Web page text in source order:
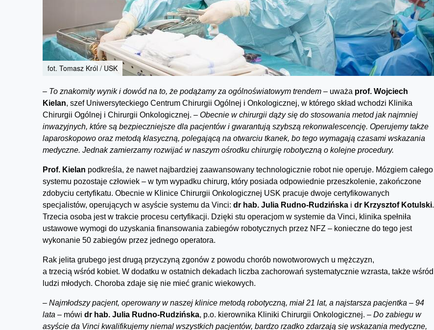
fot. Tomasz Król / USK
– To znakomity wynik i dowód na to, że podążamy za ogólnoświatowym trendem – uważa prof. Wojciech
Kielan, szef Uniwersyteckiego Centrum Chirurgii Ogólnej i Onkologicznej, w którego skład wchodzi Klinika
Chirurgii Ogólnej i Chirurgii Onkologicznej. – Obecnie w chirurgii dąży się do stosowania metod jak najmniej
inwazyjnych, które są bezpieczniejsze dla pacjentów i gwarantują szybszą rekonwalescencję. Operujemy także
laparoskopowo oraz metodą klasyczną, polegającą na otwarciu tkanek, bo tego wymagają czasami wskazania
medyczne. Jednak zamierzamy rozwijać w naszym ośrodku chirurgię robotyczną o kolejne procedury.
Prof. Kielan podkreśla, że nawet najbardziej zaawansowany technologicznie robot nie operuje. Mózgiem całego
systemu pozostaje człowiek – w tym wypadku chirurg, który posiada odpowiednie przeszkolenie, zakończone
zdobyciu certyfikatu. Obecnie w Klinice Chirurgii Onkologicznej USK pracuje dwoje certyfikowanych
specjalistów, operujących w asyście systemu da Vinci: dr hab. Julia Rudno-Rudzińska i dr Krzysztof Kotulski.
Trzecia osoba jest w trakcie procesu certyfikacji. Dzięki stu operacjom w systemie da Vinci, klinika spełniła
ustawowe wymogi do uzyskania finansowania zabiegów robotycznych przez NFZ – konieczne do tego jest
wykonanie 50 zabiegów przez jednego operatora.
Rak jelita grubego jest drugą przyczyną zgonów z powodu chorób nowotworowych u mężczyzn,
a trzecią wśród kobiet. W dodatku w ostatnich dekadach liczba zachorowań systematycznie wzrasta, także wśród
ludzi młodych. Choroba zdaje się nie mieć granic wiekowych.
– Najmłodszy pacjent, operowany w naszej klinice metodą robotyczną, miał 21 lat, a najstarsza pacjentka – 94
lata – mówi dr hab. Julia Rudno-Rudzińska, p.o. kierownika Kliniki Chirurgii Onkologicznej. – Do zabiegu w
asyście da Vinci kwalifikujemy niemal wszystkich pacjentów, bardzo rzadko zdarzają się wskazania medyczne,